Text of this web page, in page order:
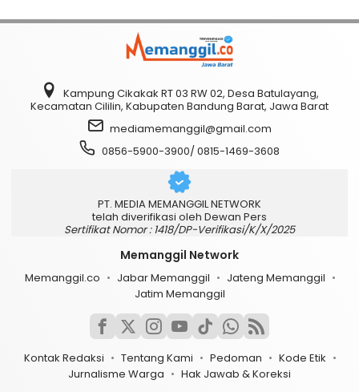
Kampung Cikakak RT 03 RW 02, Desa Batulayang,
Kecamatan Cililin, Kabupaten Bandung Barat, Jawa Barat
mediamemanggil@gmail.com
0856-5900-3900/ 0815-1469-3608
PT. MEDIA MEMANGGIL NETWORK
telah diverifikasi oleh Dewan Pers
Sertifikat Nomor : 1418/DP-Verifikasi/K/X/2025
Memanggil Network
Memanggil.co Jabar Memanggil
Jateng Memanggil
Jatim Memanggil
Kontak Redaksi Tentang Kami Pedoman
Kode Etik
Jurnalisme Warga
Hak Jawab & Koreksi